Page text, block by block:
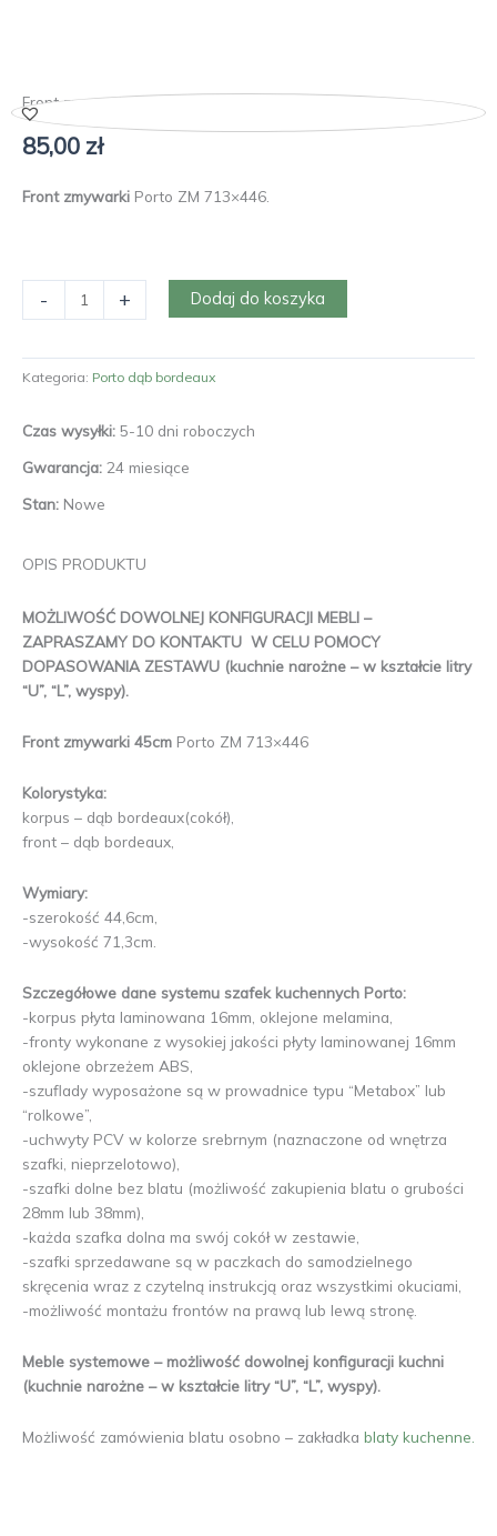
Front zmywarki 45 Porto ZM 713×446
85,00 zł
Front zmywarki Porto ZM 713×446.
-
Front
45
Porto
713×446
+ Dodaj do koszyka
Kategoria: Porto dąb bordeaux
Czas wysyłki: 5-10 dni roboczych
Gwarancja: 24 miesiące
Stan: Nowe
OPIS PRODUKTU
MOŻLIWOŚĆ DOWOLNEJ KONFIGURACJI MEBLI –
ZAPRASZAMY DO KONTAKTU W CELU POMOCY
DOPASOWANIA ZESTAWU (kuchnie narożne – w kształcie litry
“U”, “L”, wyspy).
Front zmywarki 45cm Porto ZM 713×446
Kolorystyka:
korpus – dąb bordeaux(cokół),
front – dąb bordeaux,
Wymiary:
-szerokość 44,6cm,
-wysokość 71,3cm.
Szczegółowe dane systemu szafek kuchennych Porto:
-korpus płyta laminowana 16mm, oklejone melamina,
-fronty wykonane z wysokiej jakości płyty laminowanej 16mm
oklejone obrzeżem ABS,
-szuflady wyposażone są w prowadnice typu “Metabox” lub
“rolkowe”,
-uchwyty PCV w kolorze srebrnym (naznaczone od wnętrza
szafki, nieprzelotowo),
-szafki dolne bez blatu (możliwość zakupienia blatu o grubości
28mm lub 38mm),
-każda szafka dolna ma swój cokół w zestawie,
-szafki sprzedawane są w paczkach do samodzielnego
skręcenia wraz z czytelną instrukcją oraz wszystkimi okuciami,
-możliwość montażu frontów na prawą lub lewą stronę.
Meble systemowe – możliwość dowolnej konfiguracji kuchni
(kuchnie narożne – w kształcie litry “U”, “L”, wyspy).
Możliwość zamówienia blatu osobno – zakładka blaty kuchenne.